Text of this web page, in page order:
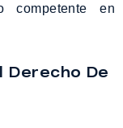
competente en
Derecho De